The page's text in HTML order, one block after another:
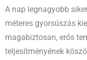
A nap legnagyobb
méteres gyorsúszás
magabiztosan, erős
teljesítményének